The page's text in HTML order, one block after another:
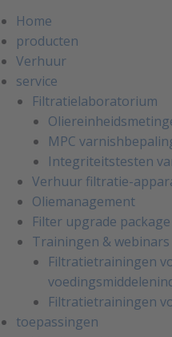
Home
producten
Verhuur
service
Filtratielaboratorium
MPC
Integriteitstesten
Verhuur filtratie-
Oliemanagement
Filter upgrade package
Trainingen & webinars
Filtratietrainingen
Filtratietrainingen
toepassingen